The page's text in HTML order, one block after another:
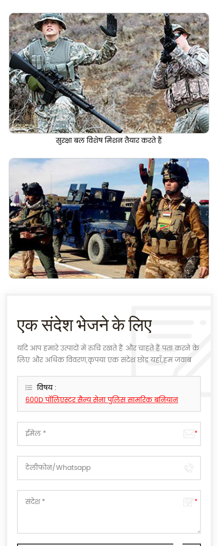
सुरक्षा बल विशेष मिशन तैयार करते हैं
एक संदेश भेजने के लिए
यदि आप हमारे उत्पादों में रुचि रखते हैं और चाहते हैं पता करने के
लिए और अधिक विवरण,कृपया एक संदेश छोड़ यहाँ,हम जवाब
विषय :
600D पॉलिएस्टर सैन्य सेना पुलिस सामरिक बनियान